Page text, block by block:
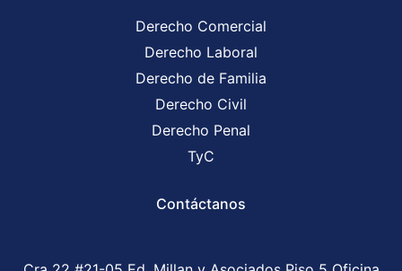
Derecho Comercial
Derecho Laboral
Derecho de Familia
Derecho Civil
Derecho Penal
TyC
Contáctanos